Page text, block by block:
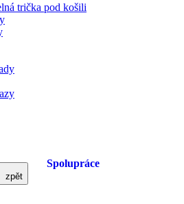
trička pod košili
zpět
Spolupráce